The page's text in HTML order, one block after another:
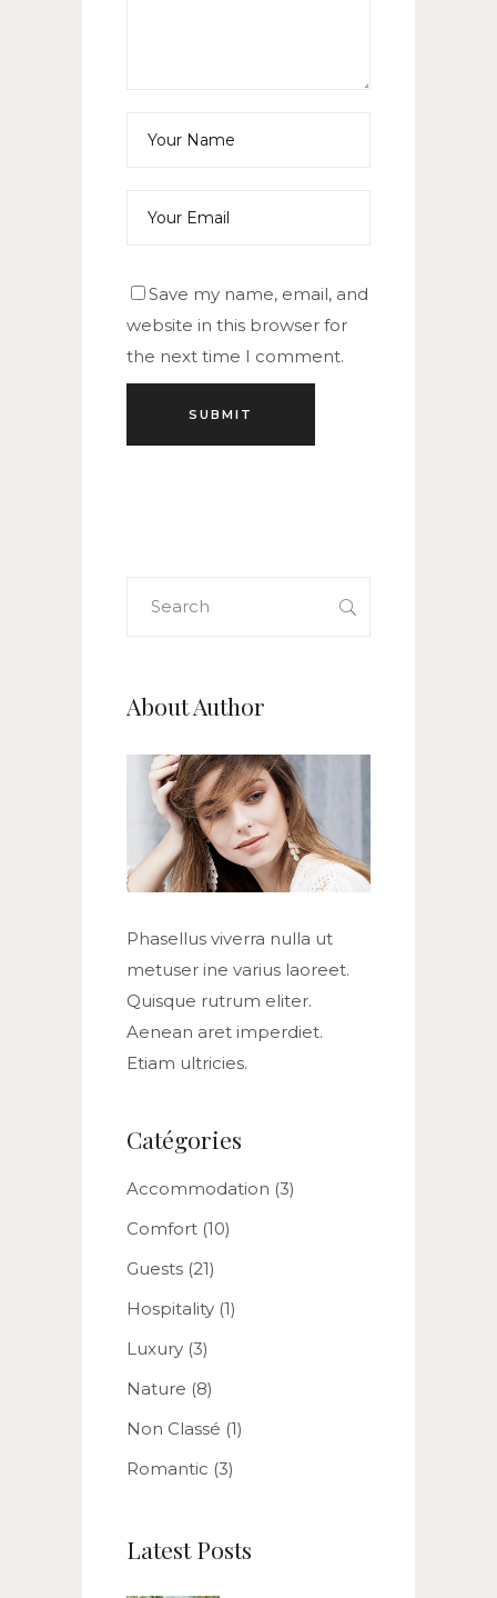
Save my name, email, and
website in this browser for
the next time I comment.
About Author
Phasellus viverra nulla ut
metuser ine varius laoreet.
Quisque rutrum eliter.
Aenean aret imperdiet.
Etiam ultricies.
Catégories
Accommodation (3)
Comfort (10)
Guests (21)
Hospitality (1)
Luxury (3)
Nature (8)
Non Classé (1)
Romantic (3)
Latest Posts